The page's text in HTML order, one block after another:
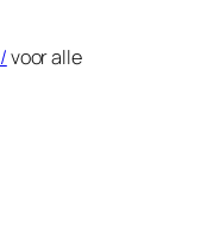
voor alle